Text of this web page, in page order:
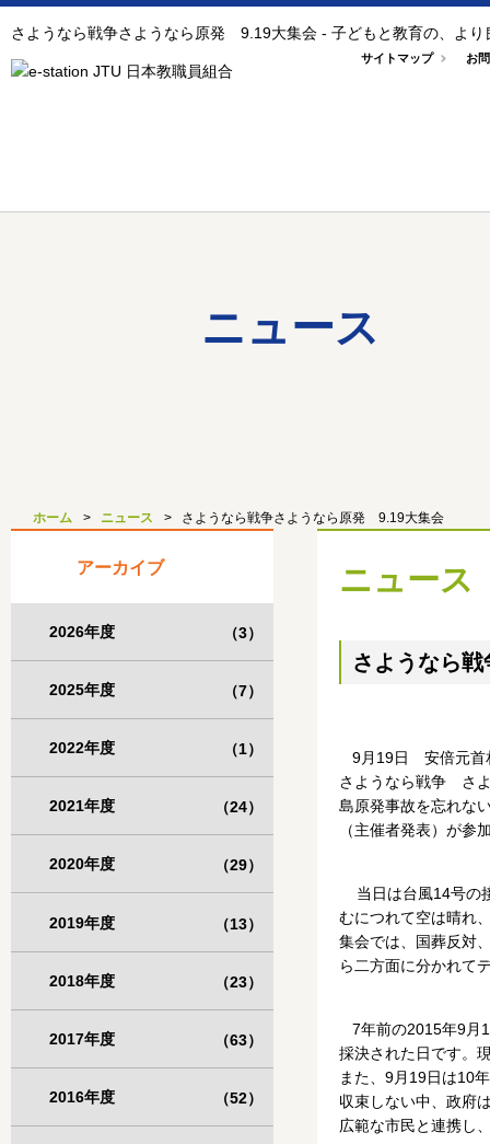
さようなら戦争さようなら原発 9.19大集会 - 子どもと教育の、
サイトマップ お
ニュース
ホーム ニュース さようなら戦争さようなら原発 9.19大集会
ニュース
さようなら
9月19日 安倍元首
さようなら戦争 さ
島原発事故を忘れな
（主催者発表）が参
当日は台風14号の
むにつれて空は晴れ
集会では、国葬反対
ら二方面に分かれて
7年前の2015年9月
採決された日です。
また、9月19日は10
収束しない中、政府
広範な市民と連携し
アーカイブ
2026年度 （3）
2025年度 （7）
2022年度 （1）
2021年度 （24）
2020年度 （29）
2019年度 （13）
2018年度 （23）
2017年度 （63）
2016年度 （52）